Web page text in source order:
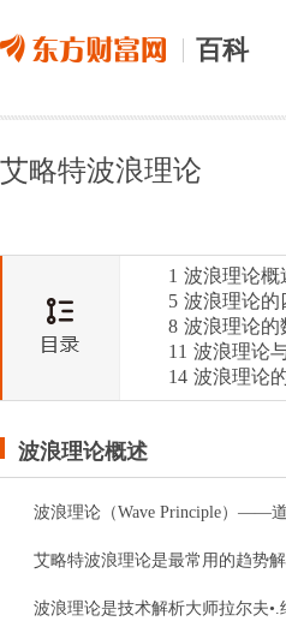
百科
艾略特波浪理论
1 波浪理论概
5 波浪理论的
8 波浪理论
11 波浪理论
14 波浪理论
波浪理论概述
波浪理论（Wave Principle）——
艾略特波浪理论是最常用的趋势
波浪理论是技术解析大师拉尔夫